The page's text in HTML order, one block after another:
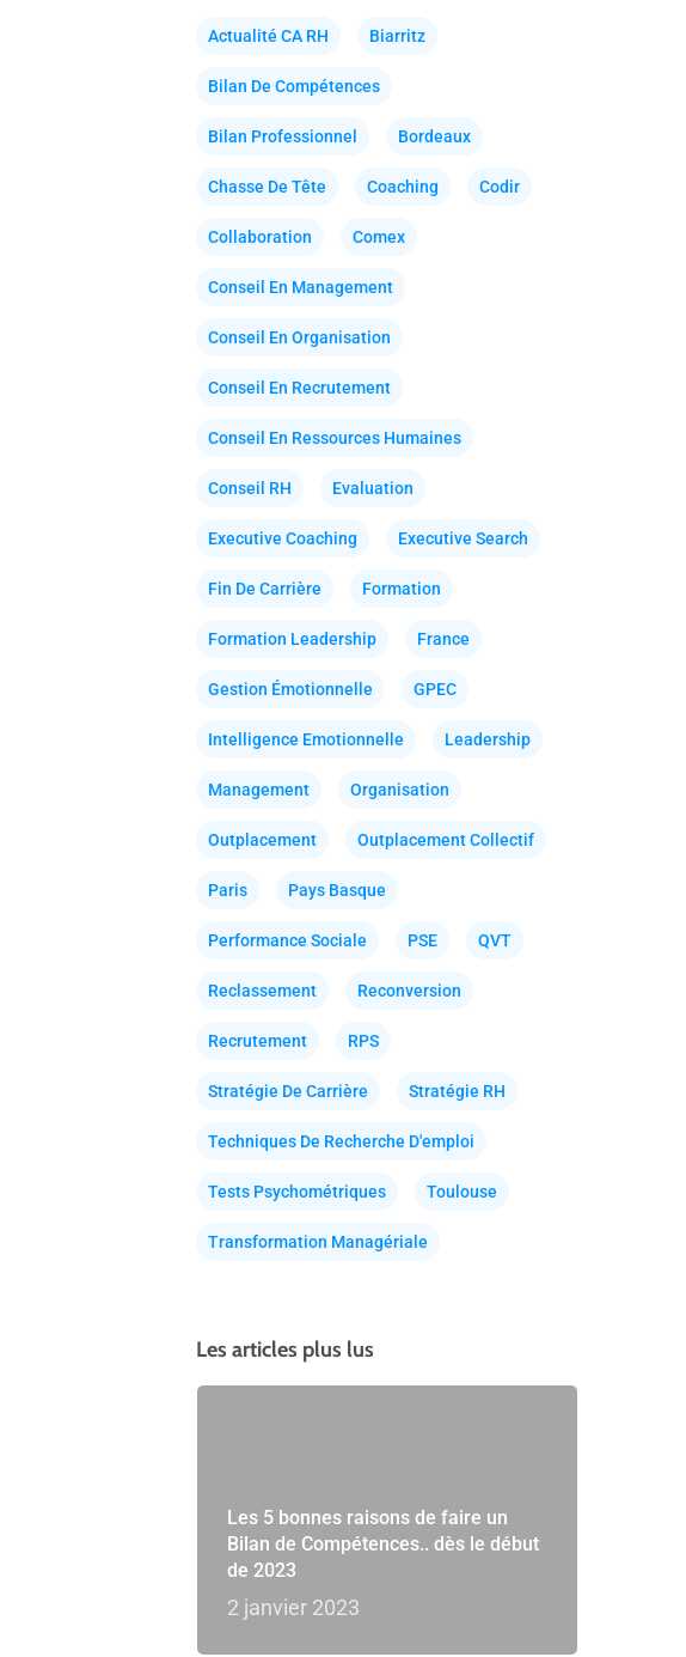
Actualité CA RH Biarritz
Bilan De Compétences
Bilan Professionnel Bordeaux
Chasse De Tête Coaching Codir
Collaboration Comex
Conseil En Management
Conseil En Organisation
Conseil En Recrutement
Conseil En Ressources Humaines
Conseil RH Evaluation
Executive Coaching Executive Search
Fin De Carrière Formation
Formation Leadership France
Gestion Émotionnelle GPEC
Intelligence Emotionnelle Leadership
Management Organisation
Outplacement Outplacement Collectif
Paris Pays Basque
Performance Sociale PSE QVT
Reclassement Reconversion
Recrutement RPS
Stratégie De Carrière Stratégie RH
Techniques De Recherche D'emploi
Tests Psychométriques Toulouse
Transformation Managériale
Les articles plus lus
Les 5 bonnes raisons de faire un
Bilan de Compétences.. dès le début
de 2023
2 janvier 2023